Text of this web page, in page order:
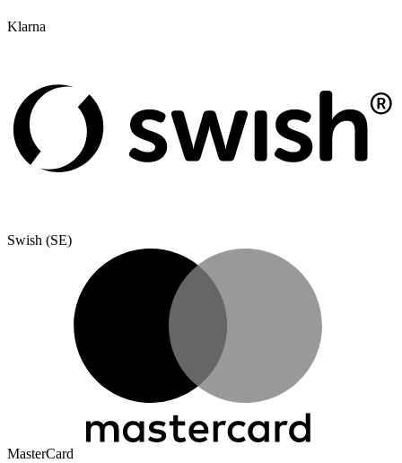
Klarna
Swish (SE)
MasterCard